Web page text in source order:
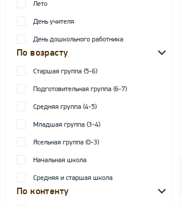
Лето
День учителя
День дошкольного работника
По возрасту
Старшая группа (5-6)
Подготовительная группа (6-7)
Средняя группа (4-5)
Младшая группа (3-4)
Ясельная группа (0-3)
Начальная школа
Средняя и старшая школа
По контенту